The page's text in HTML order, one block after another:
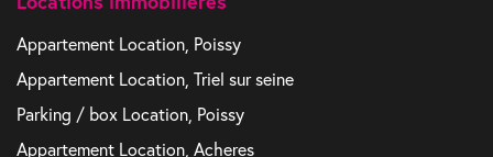
Appartement Location, Poissy
Appartement Location, Triel sur seine
Parking / box Location, Poissy
Appartement Location, Acheres